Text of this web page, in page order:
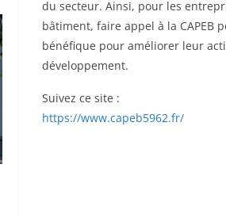
du secteur. Ainsi, pour les
bâtiment, faire appel à la CAPEB
bénéfique pour améliorer leur
développement.
Suivez ce site :
https://www.capeb5962.fr/